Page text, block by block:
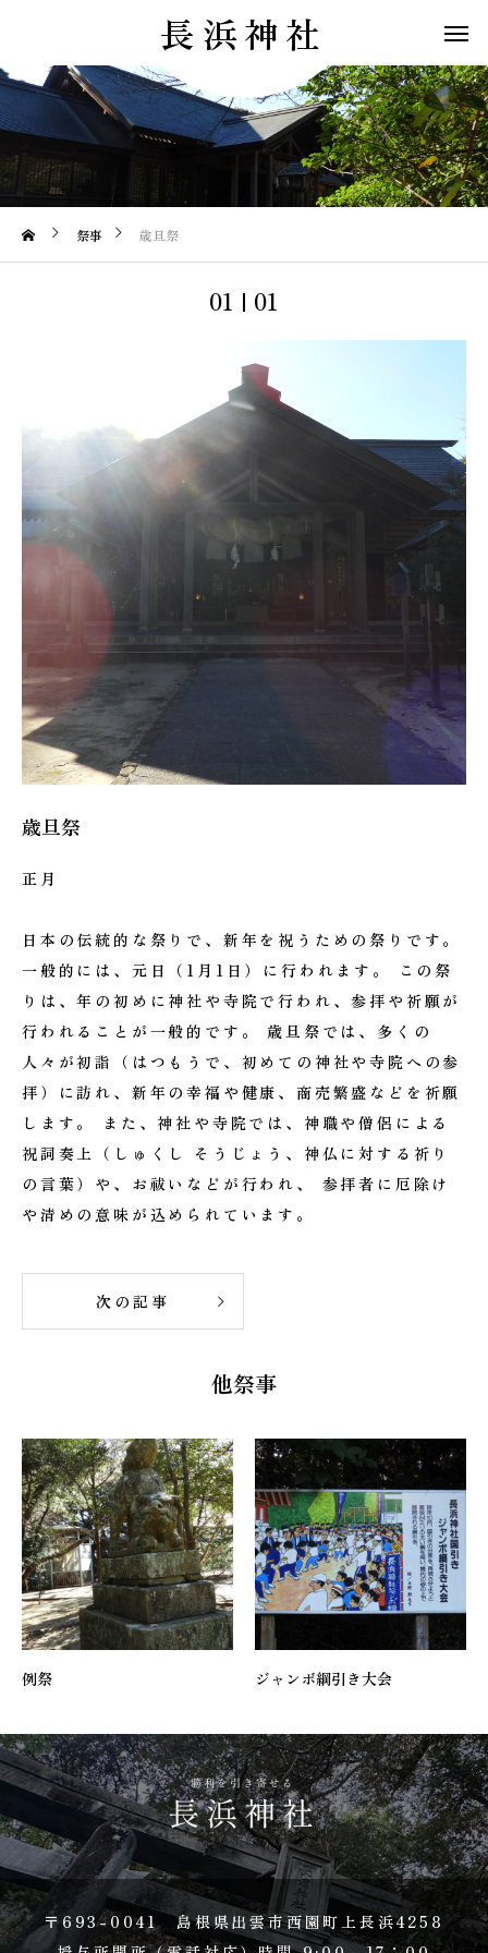
長浜神社
祭事 歳旦祭
01 01
歳旦祭
正月
日本の伝統的な祭りで、新年を祝うための祭りです。
一般的には、元日（1月1日）に行われます。 この祭
りは、年の初めに神社や寺院で行われ、参拝や祈願が
行われることが一般的です。 歳旦祭では、多くの
人々が初詣（はつもうで、初めての神社や寺院への参
拝）に訪れ、新年の幸福や健康、商売繁盛などを祈願
します。 また、神社や寺院では、神職や僧侶による
祝詞奏上（しゅくし そうじょう、神仏に対する祈り
の言葉）や、お祓いなどが行われ、 参拝者に厄除け
や清めの意味が込められています。
次の記事
他祭事
例祭 ジャンボ綱引き大会
〒693-0041 島根県出雲市西園町上長浜4258